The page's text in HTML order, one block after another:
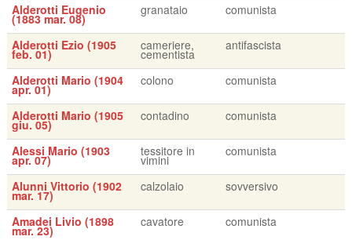
Alderotti Eugenio
(1883 mar. 08)
granataio comunista
Alderotti Ezio (1905
feb. 01)
cameriere,
cementista
antifascista
Alderotti Mario (1904
apr. 01)
colono comunista
Alderotti Mario (1905
giu. 05)
contadino comunista
Alessi Mario (1903
apr. 07)
tessitore in
vimini
comunista
Alunni Vittorio (1902
mar. 17)
calzolaio sovversivo
Amadei Livio (1898
mar. 23)
cavatore comunista